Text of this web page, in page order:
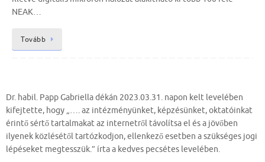
NEAK…
Tovább
Dr. habil. Papp Gabriella dékán 2023.03.31. napon kelt levelében
kifejtette, hogy „…. az intézményünket, képzésünket, oktatóinkat
érintő sértő tartalmakat az internetről távolítsa el és a jövőben
ilyenek közlésétől tartózkodjon, ellenkező esetben a szükséges jogi
lépéseket megtesszük.” írta a kedves pecsétes levelében.